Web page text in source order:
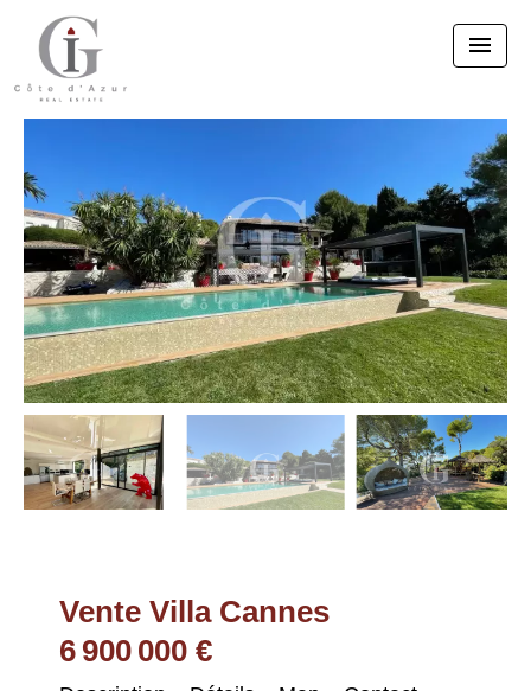
Vente Villa Cannes
6 900 000 €